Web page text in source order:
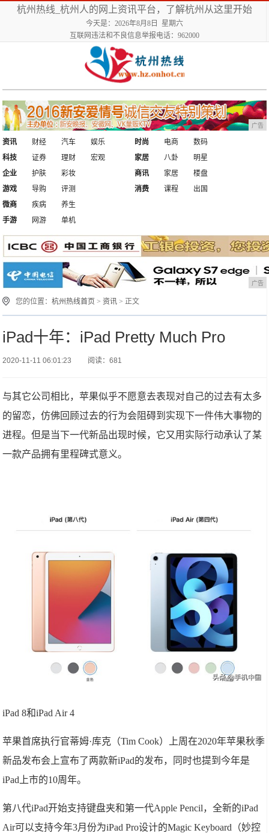
杭州热线_杭州人的网上资讯平台，了解杭州从这里开始
今天是：2026年8月8日 星期六
互联网违法和不良信息举报电话：962000
广告
资讯 财经 汽车
娱乐
科技
证券 理财 宏观
时尚 电商
数码
家居
八卦
明星
企业
护肤
彩妆
游戏
导购 评测
商讯 家居
楼盘
消费
课程
出国
微商
疾病
养生
手游
网游 单机
广告
您的位置：杭州热线首页 >资讯 > 正文
iPad十年：iPad Pretty Much Pro
2020-11-11 06:01:23 阅读：681
与其它公司相比，苹果似乎不愿意去表现对自己的过去有太多
的留恋，仿佛回顾过去的行为会阻碍到实现下一件伟大事物的
进程。但是当下一代新品出现时候，它又用实际行动承认了某
一款产品拥有里程碑式意义。
iPad 8和iPad Air 4
苹果首席执行官蒂姆·库克（Tim Cook）上周在2020年苹果秋季
新品发布会上宣布了两款新iPad的发布，同时也提到今年是
iPad上市的10周年。
第八代iPad开始支持键盘夹和第一代Apple Pencil，全新的iPad
Air可以支持今年3月份为iPad Pro设计的Magic Keyboard（妙控